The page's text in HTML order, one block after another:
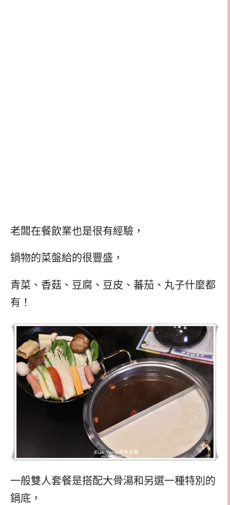
老闆在餐飲業也是很有經驗，
鍋物的菜盤給的很豐盛，
青菜、香菇、豆腐、豆皮、蕃茄、丸子什麼都
有！
一般雙人套餐是搭配大骨湯和另選一種特別的
鍋底，